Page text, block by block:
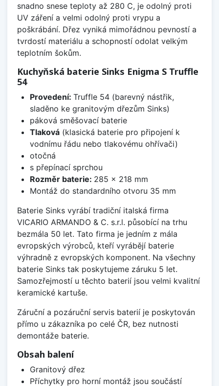
snadno snese teploty až 280 C, je odolný proti
UV záření a velmi odolný proti vrypu a
poškrábání. Dřez vyniká mimořádnou pevností a
tvrdostí materiálu a schopností odolat velkým
teplotním šokům.
Kuchyňská baterie Sinks Enigma S Truffle
54
Provedení: Truffle 54 (barevný nástřik,
sladěno ke granitovým dřezům Sinks)
páková směšovací baterie
Tlaková(klasická baterie pro připojení k
vodnímu řádu nebo tlakovému ohřívači)
otočná
s přepínací sprchou
Rozměr baterie: 285 x 218 mm
Montáž do standardního otvoru 35 mm
Baterie Sinks vyrábí tradiční italská firma
VICARIO ARMANDO & C. s.r.l. působící na trhu
bezmála 50 let. Tato firma je jedním z mála
evropských výrobců, kteří vyrábějí baterie
výhradně z evropských komponent. Na všechny
baterie Sinks tak poskytujeme záruku 5 let.
Samozřejmostí u těchto baterií jsou velmi kvalitní
keramické kartuše.
Záruční a pozáruční servis baterií je poskytován
přímo u zákazníka po celé ČR, bez nutnosti
demontáže baterie.
Obsah balení
Granitový dřez
Příchytky pro horní montáž jsou součástí